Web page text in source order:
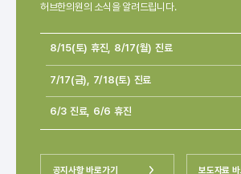
허브한의원의 소식을 알려드립니다.
8/15(토) 휴진, 8/17(월) 진료
7/17(금), 7/18(토) 진료
6/3 진료, 6/6 휴진
공지사항 바로가기 보도자료 바